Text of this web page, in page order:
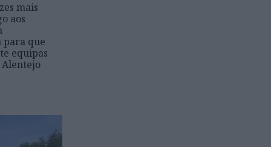
mais
aos
para que
equipas
Alentejo